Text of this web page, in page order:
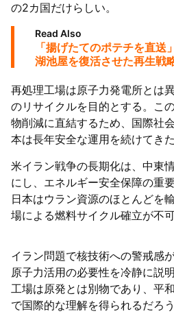
の2カ国だけらしい。
Read Also
「揚げたてのポテチを直
湖池屋を復活させた再生戦
再処理工場は原子力発電所とは
のリサイクルを目的とする。こ
物削減に直結するため、国際社
本は長年安全な運用を続けてきた
米イラン戦争の長期化は、中東
にし、エネルギー安全保障の重
日本はウラン資源のほとんどを
場による燃料サイクル確立が不可
イラン問題で核技術への警戒感
原子力活用の必要性を冷静に説
工場は原発とは別物であり、平
で国際的な理解を得られるだろう